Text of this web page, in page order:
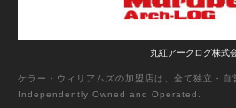
丸紅アークログ株式
ケラー・ウィリアムズの加盟店は、全て独立・
Independently Owned and Operated.